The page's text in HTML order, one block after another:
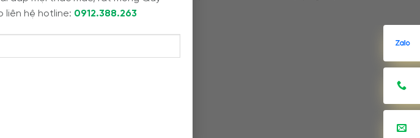
liên hệ hotline: 0912.388.263